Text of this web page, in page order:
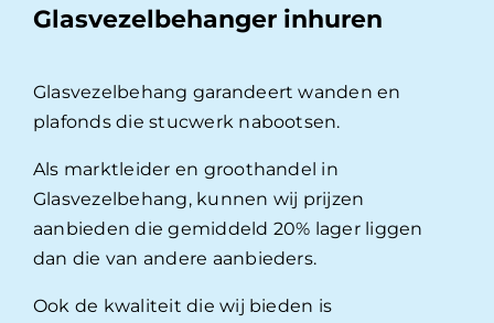
Glasvezelbehanger inhuren
Glasvezelbehang garandeert wanden en
plafonds die stucwerk nabootsen.
Als marktleider en groothandel in
Glasvezelbehang, kunnen wij prijzen
aanbieden die gemiddeld 20% lager liggen
dan die van andere aanbieders.
Ook de kwaliteit die wij bieden is